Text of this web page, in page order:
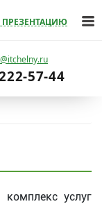
ПРЕЗЕНТАЦИЮ
57-44
услуг